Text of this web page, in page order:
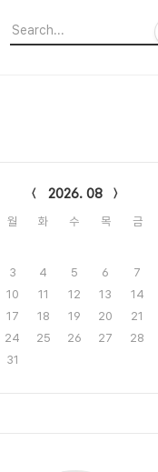
2026. 08
월 화 수 목 금
3 4 5 6 7
10 11 12 13 14
17 18 19 20 21
24 25 26 27 28
31